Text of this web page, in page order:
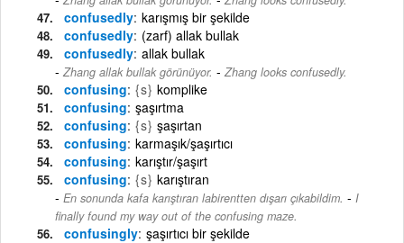
confusedly karışmış bir şekilde
confusedly (zarf) allak bullak
confusedly allak bullak
Zhang allak bullak görünüyor. - Zhang looks confusedly.
confusing {s} komplike
confusing şaşırtma
confusing {s} şaşırtan
confusing karmaşık/şaşırtıcı
confusing karıştır/şaşırt
confusing {s} karıştıran
En sonunda kafa karıştıran labirentten dışarı çıkabildim. - I
finally found my way out of the confusing maze.
confusingly şaşırtıcı bir şekilde